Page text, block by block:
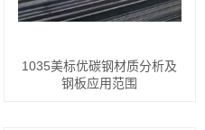
1035美标优碳钢材质分析及
钢板应用范围